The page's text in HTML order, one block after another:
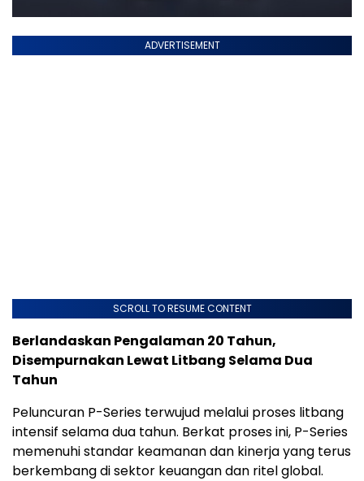
ADVERTISEMENT
SCROLL TO RESUME CONTENT
Berlandaskan Pengalaman 20 Tahun,
Disempurnakan Lewat Litbang Selama Dua
Tahun
Peluncuran P-Series terwujud melalui proses litbang
intensif selama dua tahun. Berkat proses ini, P-Series
memenuhi standar keamanan dan kinerja yang terus
berkembang di sektor keuangan dan ritel global.